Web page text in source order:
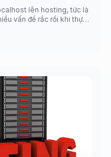
lên hosting, tức là
vấn đề rắc rối khi thực
khác thì ở […]